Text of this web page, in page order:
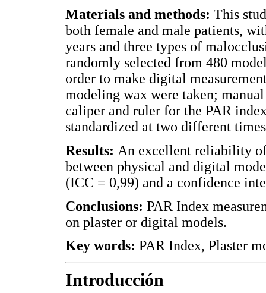
Materials and methods: This
both female and male patients,
years and three types of
randomly selected from 480
order to make digital
modeling wax were taken;
caliper and ruler for the PAR
standardized at two different
Results: An excellent reliability of
between physical and digital
(ICC = 0,99) and a confidence
Conclusions: PAR Index
on plaster or digital models.
Key words: PAR Index, Plaster
Introducción